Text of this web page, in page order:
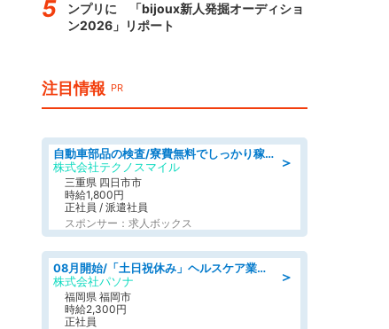
ンプリに 「bijoux新人発掘オーディショ
ン2026」リポート
注目情報 PR
＞
自動車部品の検査/寮費無料でしっかり稼げる denso aichi
株式会社テクノスマイル
三重県 四日市市
時給1,800円
正社員 / 派遣社員
スポンサー：求人ボックス
＞
08月開始/「土日祝休み」ヘルスケア業界の産業保健師/高時給/未経験OK/要資格:保健師、正看護師
株式会社パソナ
福岡県 福岡市
時給2,300円
正社員